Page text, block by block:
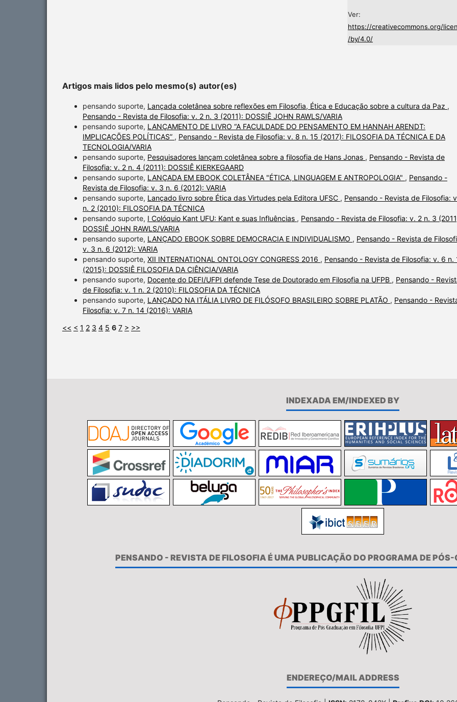
Ver:
https://creativecommons.org/
/by/4.0/
Artigos mais lidos pelo mesmo(s) autor(es)
pensando suporte, Lançada coletânea sobre reflexões em Filosofia, Ética e Educação sobre a cultura da Paz ,
Pensando - Revista de Filosofia: v. 2 n. 3 (2011): DOSSIÊ JOHN RAWLS/VARIA
pensando suporte, LANÇAMENTO DE LIVRO “A FACULDADE DO PENSAMENTO EM HANNAH ARENDT:
IMPLICAÇÕES POLÍTICAS” , Pensando - Revista de Filosofia: v. 8 n. 15 (2017): FILOSOFIA DA TÉCNICA E DA
TECNOLOGIA/VARIA
pensando suporte, Pesquisadores lançam coletânea sobre a filosofia de Hans Jonas , Pensando - Revista de
Filosofia: v. 2 n. 4 (2011): DOSSIÊ KIERKEGAARD
pensando suporte, LANÇADA EM EBOOK COLETÂNEA "ÉTICA, LINGUAGEM E ANTROPOLOGIA" , Pensando -
Revista de Filosofia: v. 3 n. 6 (2012): VARIA
pensando suporte, Lançado livro sobre Ética das Virtudes pela Editora UFSC , Pensando - Revista de Filosofia:
n. 2 (2010): FILOSOFIA DA TÉCNICA
pensando suporte, I Colóquio Kant UFU: Kant e suas Influências , Pensando - Revista de Filosofia: v. 2 n. 3
DOSSIÊ JOHN RAWLS/VARIA
pensando suporte, LANÇADO EBOOK SOBRE DEMOCRACIA E INDIVIDUALISMO , Pensando - Revista de
v. 3 n. 6 (2012): VARIA
pensando suporte, XII INTERNATIONAL ONTOLOGY CONGRESS 2016 , Pensando - Revista de Filosofia: v. 6 n.
(2015): DOSSIÊ FILOSOFIA DA CIÊNCIA/VARIA
pensando suporte, Docente do DEFI/UFPI defende Tese de Doutorado em Filosofia na UFPB , Pensando -
de Filosofia: v. 1 n. 2 (2010): FILOSOFIA DA TÉCNICA
pensando suporte, LANÇADO NA ITÁLIA LIVRO DE FILÓSOFO BRASILEIRO SOBRE PLATÃO , Pensando -
Filosofia: v. 7 n. 14 (2016): VARIA
<< < 1 2 3 4 5 6 7 > >>
INDEXADA EM/INDEXED BY
PENSANDO - REVISTA DE FILOSOFIA É UMA PUBLICAÇÃO DO PROGRAMA DE
ENDEREÇO/MAIL ADDRESS